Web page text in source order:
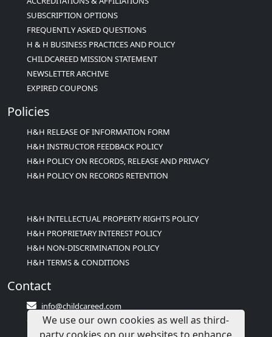
SUBSCRIPTION OPTIONS
FREQUENTLY ASKED QUESTIONS
H & H BUSINESS PRACTICES AND POLICY
CHILDCAREED MISSION STATEMENT
NEWSLETTER ARCHIVE
EXPIRED COUPONS
Policies
H&H RELEASE OF INFORMATION FORM
H&H INSTRUCTOR FEEDBACK POLICY
H&H POLICY ON RECORDS, RELEASE AND PRIVACY
H&H POLICY ON RECORDS RETENTION
H&H INTELLECTUAL PROPERTY RIGHTS POLICY
H&H PROPRIETARY INTEREST POLICY
H&H NON-DISCRIMINATION POLICY
H&H TERMS & CONDITIONS
Contact
info@childcareed.com
Contact Us
We use our own cookies as well as third-